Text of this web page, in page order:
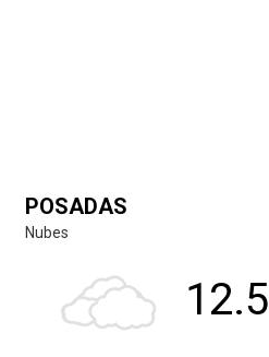
POSADAS
Nubes
12.5